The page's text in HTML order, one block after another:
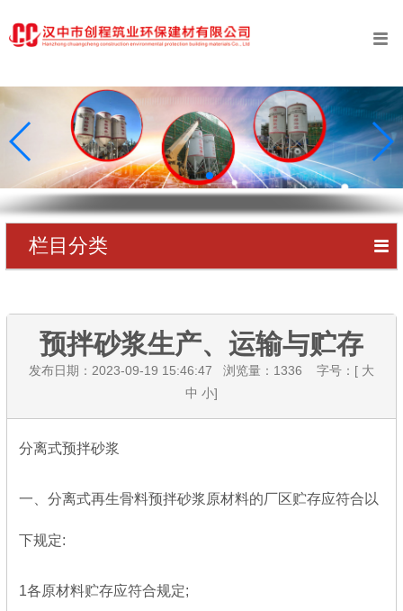
首页
公司简介
业务范围
工程案例
新闻中心
创程资质
在线留言
󰀥
栏目分类 󰀥
预拌砂浆生产、运输与贮存
发布日期：2023-09-19 15:46:47 浏览量： 1336 字号：[ 大
中 小]
分离式预拌砂浆
一、分离式再生骨料预拌砂浆原材料的厂区贮存应符合以
下规定:
1各原材料贮存应符合规定;